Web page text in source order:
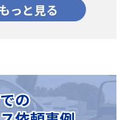
っと見る
の